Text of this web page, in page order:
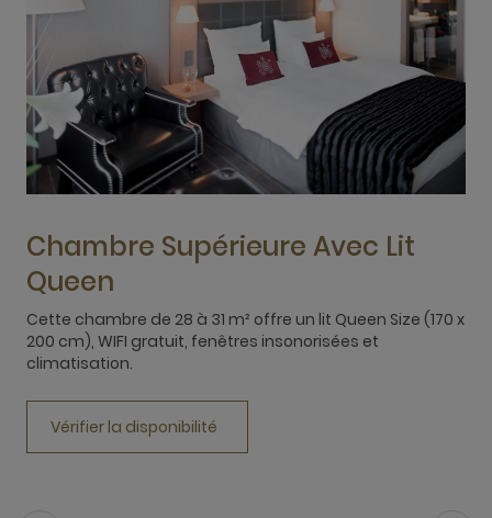
Chambre Supérieure Avec Lit
Queen
Cette chambre de 28 à 31 m² offre un lit Queen Size (170 x
200 cm), WIFI gratuit, fenêtres insonorisées et
climatisation.
Vérifier la disponibilité